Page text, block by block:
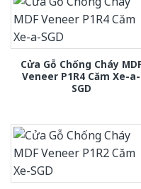
Cửa Gỗ Chống Cháy
Veneer P1R4 Căm Xe-a-
SGD